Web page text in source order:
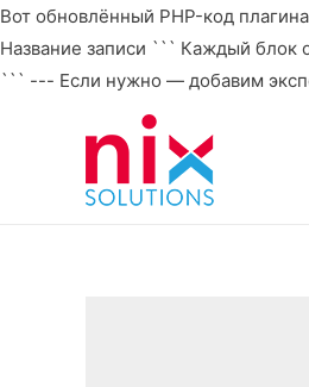
Вот обновлённый PHP-код
Название записи ``` Каждый блок
``` --- Если нужно — добавим